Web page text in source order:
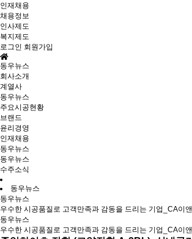
인재채용
채용정보
인사제도
복지제도
로그인 회원가입
동우뉴스
회사소개
계열사
동우뉴스
주요시공현황
브랜드
윤리경영
인재채용
동우뉴스
동우뉴스
수주소식
동우뉴스
동우뉴스
우수한 시공품질로 고객만족과 감동을 드리는 기업_CA이
동우뉴스
우수한 시공품질로 고객만족과 감동을 드리는 기업_CA이